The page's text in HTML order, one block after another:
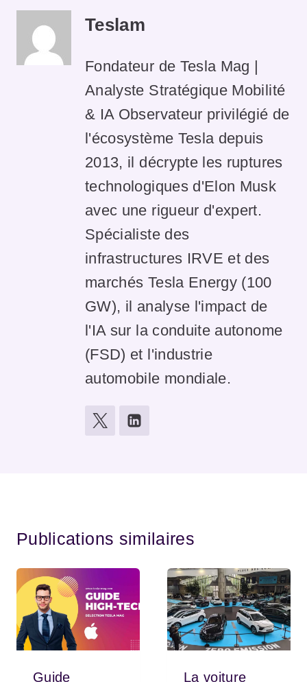
Teslam
Fondateur de Tesla Mag |
Analyste Stratégique Mobilité
& IA Observateur privilégié de
l'écosystème Tesla depuis
2013, il décrypte les ruptures
technologiques d'Elon Musk
avec une rigueur d'expert.
Spécialiste des
infrastructures IRVE et des
marchés Tesla Energy (100
GW), il analyse l'impact de
l'IA sur la conduite autonome
(FSD) et l'industrie
automobile mondiale.
Publications similaires
Guide
La voiture